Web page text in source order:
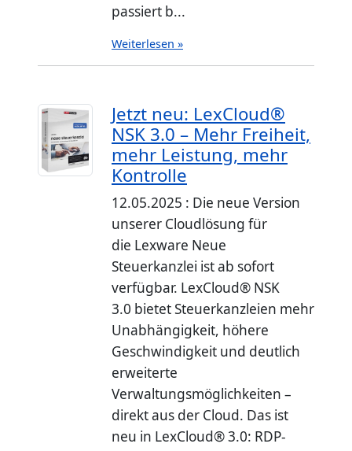
passiert b...
Weiterlesen »
Jetzt neu: LexCloud®
NSK 3.0 – Mehr Freiheit,
mehr Leistung, mehr
Kontrolle
12.05.2025 : Die neue Version
unserer Cloudlösung für
die Lexware Neue
Steuerkanzlei ist ab sofort
verfügbar. LexCloud® NSK
3.0 bietet Steuerkanzleien mehr
Unabhängigkeit, höhere
Geschwindigkeit und deutlich
erweiterte
Verwaltungsmöglichkeiten –
direkt aus der Cloud. Das ist
neu in LexCloud® 3.0: RDP-